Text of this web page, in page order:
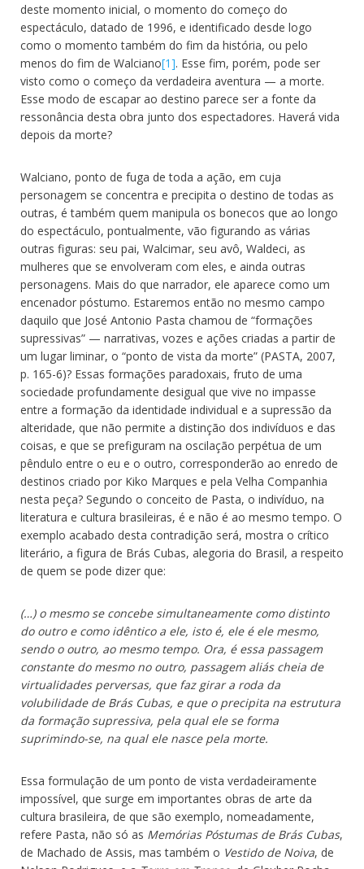
deste momento inicial, o momento do começo do
espectáculo, datado de 1996, e identificado desde logo
como o momento também do fim da história, ou pelo
menos do fim de Walciano[1]. Esse fim, porém, pode ser
visto como o começo da verdadeira aventura — a morte.
Esse modo de escapar ao destino parece ser a fonte da
ressonância desta obra junto dos espectadores. Haverá vida
depois da morte?
Walciano, ponto de fuga de toda a ação, em cuja
personagem se concentra e precipita o destino de todas as
outras, é também quem manipula os bonecos que ao longo
do espectáculo, pontualmente, vão figurando as várias
outras figuras: seu pai, Walcimar, seu avô, Waldeci, as
mulheres que se envolveram com eles, e ainda outras
personagens. Mais do que narrador, ele aparece como um
encenador póstumo. Estaremos então no mesmo campo
daquilo que José Antonio Pasta chamou de “formações
supressivas” — narrativas, vozes e ações criadas a partir de
um lugar liminar, o “ponto de vista da morte” (PASTA, 2007,
p. 165-6)? Essas formações paradoxais, fruto de uma
sociedade profundamente desigual que vive no impasse
entre a formação da identidade individual e a supressão da
alteridade, que não permite a distinção dos indivíduos e das
coisas, e que se prefiguram na oscilação perpétua de um
pêndulo entre o eu e o outro, corresponderão ao enredo de
destinos criado por Kiko Marques e pela Velha Companhia
nesta peça? Segundo o conceito de Pasta, o indivíduo, na
literatura e cultura brasileiras, é e não é ao mesmo tempo. O
exemplo acabado desta contradição será, mostra o crítico
literário, a figura de Brás Cubas, alegoria do Brasil, a respeito
de quem se pode dizer que:
(…) o mesmo se concebe simultaneamente como distinto
do outro e como idêntico a ele, isto é, ele é ele mesmo,
sendo o outro, ao mesmo tempo. Ora, é essa passagem
constante do mesmo no outro, passagem aliás cheia de
virtualidades perversas, que faz girar a roda da
volubilidade de Brás Cubas, e que o precipita na estrutura
da formação supressiva, pela qual ele se forma
suprimindo-se, na qual ele nasce pela morte.
Essa formulação de um ponto de vista verdadeiramente
impossível, que surge em importantes obras de arte da
cultura brasileira, de que são exemplo, nomeadamente,
refere Pasta, não só as Memórias Póstumas de Brás Cubas,
de Machado de Assis, mas também o Vestido de Noiva, de